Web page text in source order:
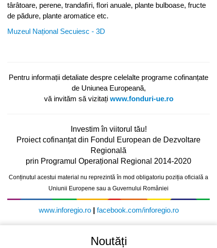
târâtoare, perene, trandaﬁri, ﬂori anuale, plante bulboase, fructe
de pădure, plante aromatice etc.
Muzeul Național Secuiesc - 3D
Pentru informații detaliate despre celelalte programe cofinanțate
de Uniunea Europeană,
vă invităm să vizitați www.fonduri-ue.ro
Investim în viitorul tău!
Proiect cofinanțat din Fondul European de Dezvoltare
Regională
prin Programul Operațional Regional 2014-2020
Conținutul acestui material nu reprezintă în mod obligatoriu poziția oficială a
Uniunii Europene sau a Guvernului României
www.inforegio.ro | facebook.com/inforegio.ro
Noutăți